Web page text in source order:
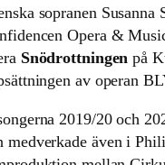
sopranen
Opera &
Snödrottningen på
av operan
2019/20 och
medverkade även i